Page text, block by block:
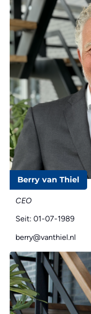
Berry van Thiel
CEO
Seit: 01-07-1989
berry@vanthiel.nl